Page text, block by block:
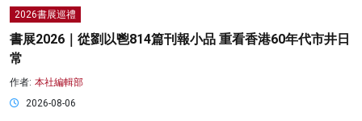
2026書展巡禮
書展2026｜從劉以鬯814篇刊報小品 重看香港60年代市井日
常
作者: 本社編輯部
2026-08-06